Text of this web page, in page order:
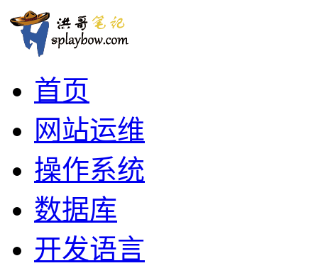
首页
网站运维
操作系统
数据库
开发语言